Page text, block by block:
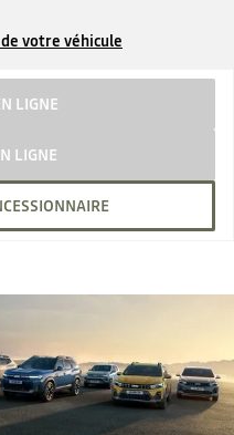
votre véhicule
LIGNE
LIGNE